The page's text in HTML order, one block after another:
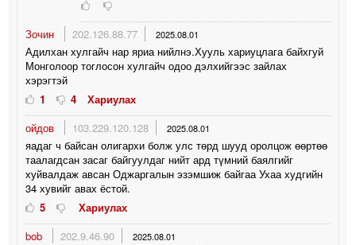
Зочин 202.126.88.77 2025.08.01
Адилхан хулгайч нар яриа нийлнэ.Хууль хариуцлага байхгуй
Монголоор тоглосон хулгайч одоо дэлхийгээс зайлах
хэрэгтэй
1
4
Хариулах
ойдов
103.229.120.128 2025.08.01
яадаг ч байсан олигархи болж улс төрд шууд оролцож өөртөө
таалагдсан засаг байгуулдаг нийт ард түмний баялгийг
хуйвалдаж авсан Оджаргалын эзэмшиж байгаа Ухаа худгийн
34 хувийг авах ёстой.
5
Хариулах
bob
202.9.46.90 2025.08.01